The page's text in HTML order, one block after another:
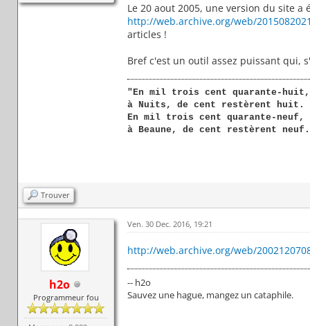
Le 20 aout 2005, une version du site
http://web.archive.org/web/
articles !
Bref c'est un outil assez puissant qui,
"En mil trois cent quarante-huit,
à Nuits, de cent restèrent huit.
En mil trois cent quarante-neuf,
à Beaune, de cent restèrent
Trouver
h2o
Programmeur fou
Ven. 30 Dec. 2016, 19:21
http://web.archive.org/web/
-- h2o
Sauvez une hague, mangez un cataphile.